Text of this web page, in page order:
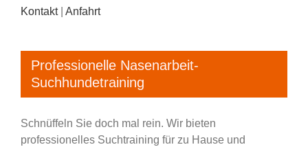
Kontakt| Anfahrt
Professionelle Nasenarbeit-
Suchhundetraining
Schnüffeln Sie doch mal rein. Wir bieten
professionelles Suchtraining für zu Hause und